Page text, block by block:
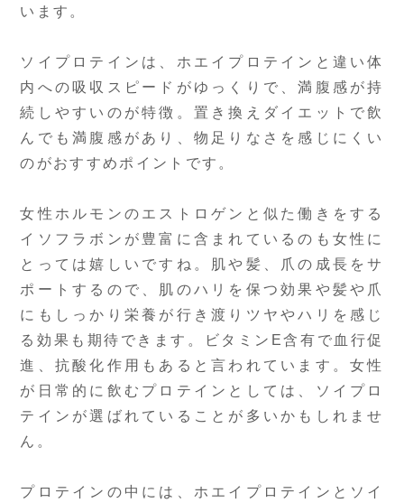
います。
ソイプロテインは、ホエイプロテインと違い体
内への吸収スピードがゆっくりで、満腹感が持
続しやすいのが特徴。置き換えダイエットで飲
んでも満腹感があり、物足りなさを感じにくい
のがおすすめポイントです。
女性ホルモンのエストロゲンと似た働きをする
イソフラボンが豊富に含まれているのも女性に
とっては嬉しいですね。肌や髪、爪の成長をサ
ポートするので、肌のハリを保つ効果や髪や爪
にもしっかり栄養が行き渡りツヤやハリを感じ
る効果も期待できます。ビタミンE含有で血行促
進、抗酸化作用もあると言われています。女性
が日常的に飲むプロテインとしては、ソイプロ
テインが選ばれていることが多いかもしれませ
ん。
プロテインの中には、ホエイプロテインとソイ